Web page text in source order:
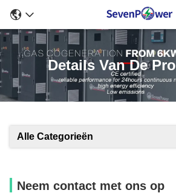
Details Van De
Alle Categorieën
Neem contact met ons op